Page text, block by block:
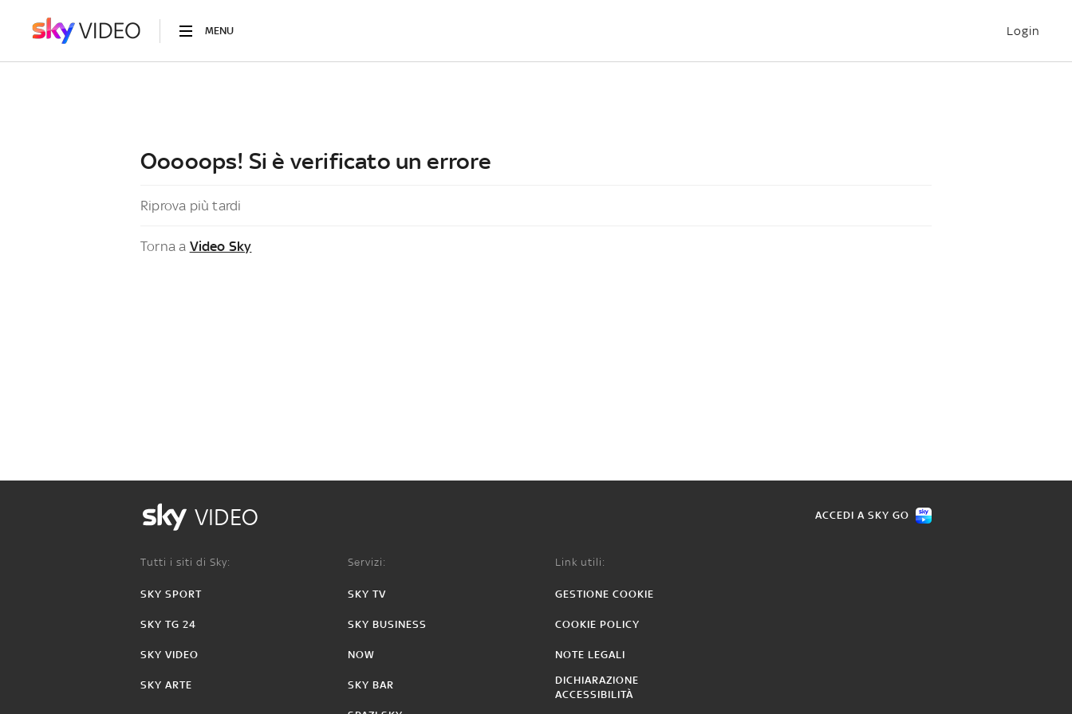
MENU Login
Ooooops! Si è verificato un errore
Riprova più tardi
Torna a Video Sky
VIDEO ACCEDI A SKY GO
Tutti i siti di Sky:
SKY SPORT
SKY TG 24
SKY VIDEO
SKY ARTE
Servizi:
SKY TV
SKY BUSINESS
NOW
SKY BAR
Link utili:
GESTIONE COOKIE
COOKIE POLICY
NOTE LEGALI
DICHIARAZIONE
ACCESSIBILITÀ